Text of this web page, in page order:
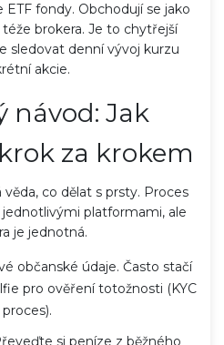
ETF fondy. Obchodují se jako
brokera. Je to chytřejší
sledovat denní vývoj kurzu
akcie.
návod: Jak
za krokem
věda, co dělat s prsty. Proces
platformami, ale
je jednotná.
občanské údaje. Často stačí
pro ověření totožnosti (KYC
proces).
si peníze z běžného